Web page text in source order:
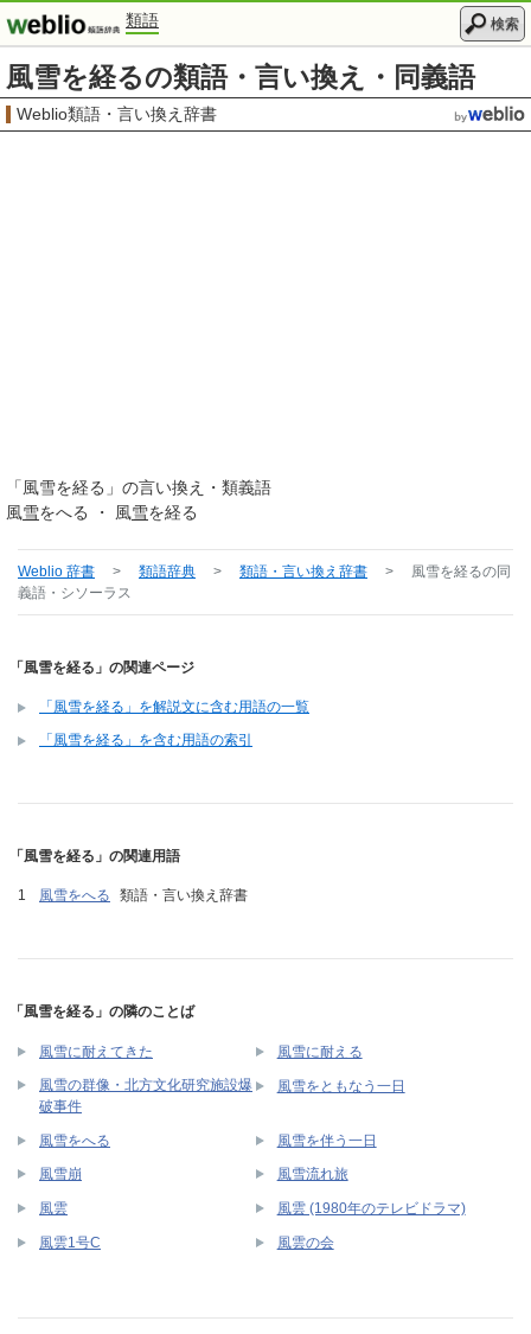
類語 検索
風雪を経るの類語・言い換え・同義語
Weblio類語・言い換え辞書
「 風雪を経る 」の言い換え・類義語
風雪をへる ・ 風雪を経る
Weblio 辞書 > 類語辞典 > 類語・言い換え辞書 > 風雪を経るの同
義語・シソーラス
「風雪を経る」の関連ページ
「風雪を経る」を解説文に含む用語の一覧
「風雪を経る」を含む用語の索引
「風雪を経る」の関連用語
風雪をへる 類語・言い換え辞書
「風雪を経る」の隣のことば
風雪に耐えてきた
風雪に耐える
風雪の群像・北方文化研究施設爆
破事件
風雪をともなう一日
風雪をへる 風雪を伴う一日
風雪崩 風雪流れ旅
風雲 風雲 (1980年のテレビドラマ)
風雲1号C 風雲の会